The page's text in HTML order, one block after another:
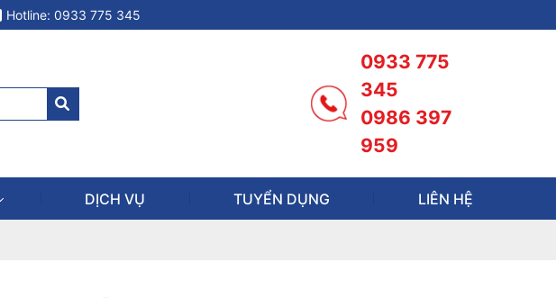
Hotline: 0933 775 345
0933 775
345
0986 397
959
DỊCH VỤ TUYỂN DỤNG LIÊN HỆ